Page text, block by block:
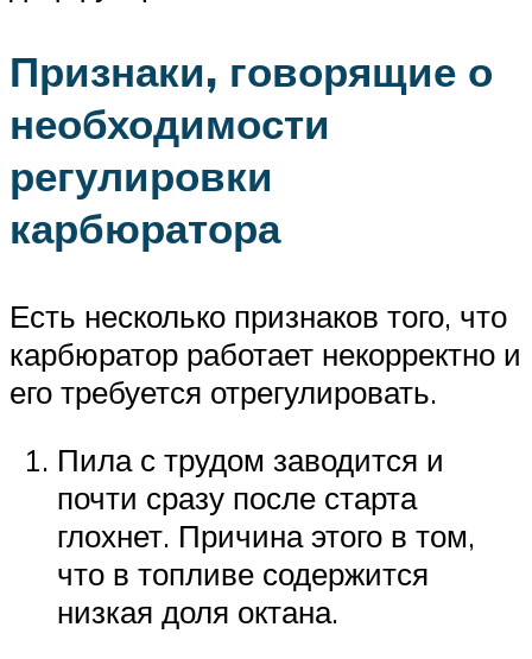
Признаки, говорящие о
необходимости
регулировки
карбюратора
Есть несколько признаков того, что
карбюратор работает некорректно и
его требуется отрегулировать.
Пила с трудом заводится и
почти сразу после старта
глохнет. Причина этого в том,
что в топливе содержится
низкая доля октана.